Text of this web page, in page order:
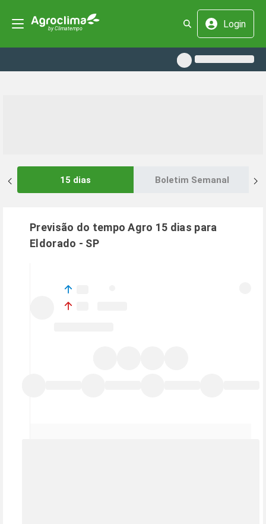
Login
15 dias Boletim Semanal
Previsão do tempo Agro 15 dias para
Eldorado - SP